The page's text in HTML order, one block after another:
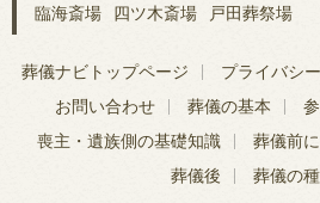
臨海斎場
四ツ木斎場 戸田葬祭場
葬儀ナビトップページ プライバシ
お問い合わせ 葬儀の基本
喪主・遺族側の基礎知識 葬儀前
葬儀後 葬儀の